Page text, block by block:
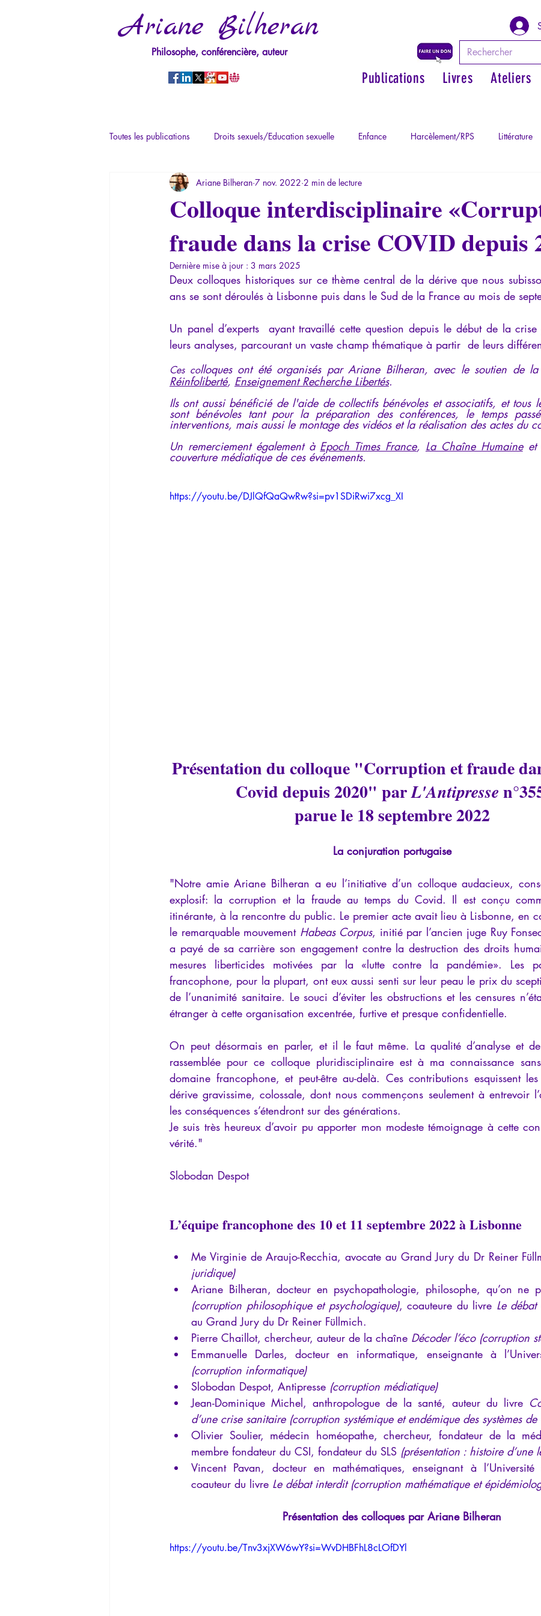
Ariane Bilheran
Philosophe, conférencière, auteur
Publications Livres Ateliers
Toutes les publications Droits sexuels/Education sexuelle Enfance Harcèlement/RPS Littérature
Mythologie - Savoir des Anciens Philosopher par les mythes grecs
Psychopathologie du Pouvoir Psychopathologie du Totalitarisme Retrouver son pouvoir personnel
La Lucarne Articles Interviews Psychopathologie de l'Autorité Recensions Psychose
Conférences Allemand Grec Intelligence artificielle
Colloque interdisciplinaire
fraude dans la crise COVID depuis
Ariane Bilheran 7 nov. 2022 2 min de lecture
Dernière mise à jour : 3 mars 2025
Deux colloques historiques sur ce thème central de la dérive que nous
ans se sont déroulés à Lisbonne puis dans le Sud de la France au mois de
Un panel d’experts  ayant travaillé cette question depuis le début de la
leurs analyses, parcourant un vaste champ thématique à partir  de leurs
Ces colloques ont été organisés par Ariane Bilheran, avec le soutien de la
Réinfoliberté, Enseignement Recherche Libertés.
Ils ont aussi bénéficié de l'aide de collectifs bénévoles et associatifs, et tous
sont bénévoles tant pour la préparation des conférences, le temps
interventions, mais aussi le montage des vidéos et la réalisation des actes du
Un remerciement également à Epoch Times France, La Chaîne Humaine et
couverture médiatique de ces événements.
https://youtu.be/DJlQfQaQwRw?si=pv1SDiRwi7xcg_XI
Présentation du colloque "Corruption et fraude
Covid depuis 2020" par L'Antipresse
parue le 18 septembre 2022
La conjuration portugaise
"Notre amie Ariane Bilheran a eu l’initiative d’un colloque audacieux,
explosif: la corruption et la fraude au temps du Covid. Il est conçu
itinérante, à la rencontre du public. Le premier acte avait lieu à Lisbonne, en
le remarquable mouvement Habeas Corpus, initié par l’ancien juge Ruy
a payé de sa carrière son engagement contre la destruction des droits
mesures liberticides motivées par la «lutte contre la pandémie». Les
francophone, pour la plupart, ont eux aussi senti sur leur peau le prix du
de l’unanimité sanitaire. Le souci d’éviter les obstructions et les censures
étranger à cette organisation excentrée, furtive et presque confidentielle.
On peut désormais en parler, et il le faut même. La qualité d’analyse et
rassemblée pour ce colloque pluridisciplinaire est à ma connaissance
domaine francophone, et peut-être au-delà. Ces contributions esquissent les
dérive gravissime, colossale, dont nous commençons seulement à entrevoir
les conséquences s’étendront sur des générations.
Je suis très heureux d’avoir pu apporter mon modeste témoignage à cette
vérité."
Slobodan Despot
L’équipe francophone des 10 et 11 septembre 2022 à Lisbonne
Me Virginie de Araujo-Recchia, avocate au Grand Jury du Dr Reiner
juridique)
(corruption philosophique et psychologique), coauteure du livre Le
au Grand Jury du Dr Reiner Füllmich.
Pierre Chaillot, chercheur, auteur de la chaîne Décoder l’éco (corruption
(corruption informatique)
Slobodan Despot, Antipresse (corruption médiatique)
Jean-Dominique Michel, anthropologue de la santé, auteur du livre
d’une crise sanitaire (corruption systémique et endémique des systèmes de
Olivier Soulier, médecin homéopathe, chercheur, fondateur de la
membre fondateur du CSI, fondateur du SLS (présentation : histoire d’une
Vincent Pavan, docteur en mathématiques, enseignant à l’Université
coauteur du livre Le débat interdit (corruption mathématique et
Présentation des colloques par Ariane Bilheran
https://youtu.be/Tnv3xjXW6wY?si=WvDHBFhL8cLOfDYl